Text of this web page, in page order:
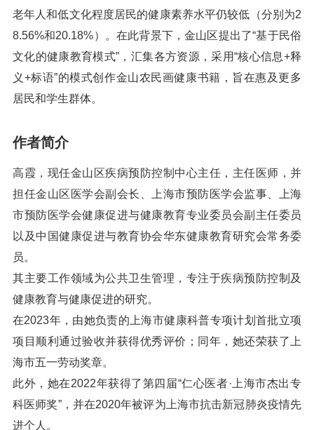
老年人和低文化程度居民的健康素养水平仍较低（分别为2
8.56%和20.18%）。在此背景下，金山区提出了“基于民俗
文化的健康教育模式”，汇集各方资源，采用“核心信息+释
义+标语”的模式创作金山农民画健康书籍，旨在惠及更多
居民和学生群体。
作者简介
高霞，现任金山区疾病预防控制中心主任，主任医师，并
担任金山区医学会副会长、上海市预防医学会监事、上海
市预防医学会健康促进与健康教育专业委员会副主任委员
以及中国健康促进与教育协会华东健康教育研究会常务委
员。
其主要工作领域为公共卫生管理，专注于疾病预防控制及
健康教育与健康促进的研究。
在2023年，由她负责的上海市健康科普专项计划首批立项
项目顺利通过验收并获得优秀评价；同年，她还荣获了上
海市五一劳动奖章。
此外，她在2022年获得了第四届“仁心医者·上海市杰出专
科医师奖”，并在2020年被评为上海市抗击新冠肺炎疫情先
进个人。